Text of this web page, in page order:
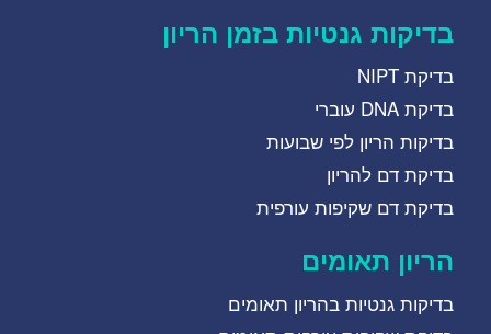
בדיקות גנטיות בזמן הריון
בדיקת NIPT
בדיקת DNA עוברי
בדיקות הריון לפי שבועות
בדיקת דם להריון
בדיקת דם שקיפות עורפית
הריון תאומים
בדיקות גנטיות בהריון תאומים